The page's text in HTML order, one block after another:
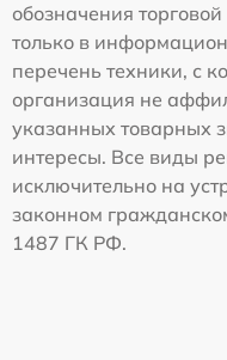
обозначения
только в
перечень техники, с
организация не
указанных товарных
интересы. Все виды
исключительно на
законном
1487 ГК РФ.